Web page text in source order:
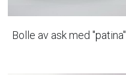
Bolle av ask med "patina"